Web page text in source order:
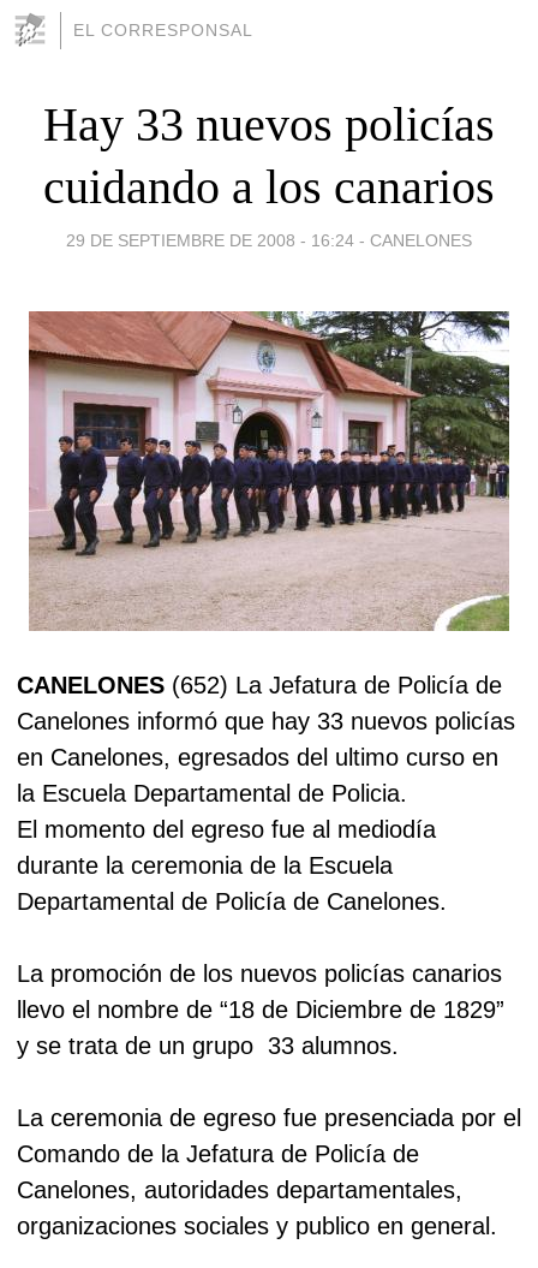
EL CORRESPONSAL
Hay 33 nuevos policías
cuidando a los canarios
29 DE SEPTIEMBRE DE 2008 - 16:24 - CANELONES
CANELONES (652) La Jefatura de Policía de
Canelones informó que hay 33 nuevos policías
en Canelones, egresados del ultimo curso en
la Escuela Departamental de Policia.
El momento del egreso fue al mediodía
durante la ceremonia de la Escuela
Departamental de Policía de Canelones.
La promoción de los nuevos policías canarios
llevo el nombre de “18 de Diciembre de 1829”
y se trata de un grupo 33 alumnos.
La ceremonia de egreso fue presenciada por el
Comando de la Jefatura de Policía de
Canelones, autoridades departamentales,
organizaciones sociales y publico en general.